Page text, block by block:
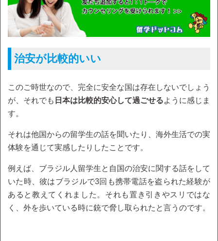
治安が比較的いい
このご時世なので、完全に安全な国は存在しないでしょう
が、それでも 日本は比較的安心して過ごせるように感じま
す。
それは他国からの留学生の話を聞いたり、海外生活での実
体験を通じて実感したりしたことです。
例えば、ブラジル人留学生と自国の治安に関する話をして
いた時、彼はブラジルで3回も携帯電話を盗られた経験が
あると教えてくれました。それも置き引きやスリではな
く、外を歩いている時に銃で脅し取られたと言うのです。